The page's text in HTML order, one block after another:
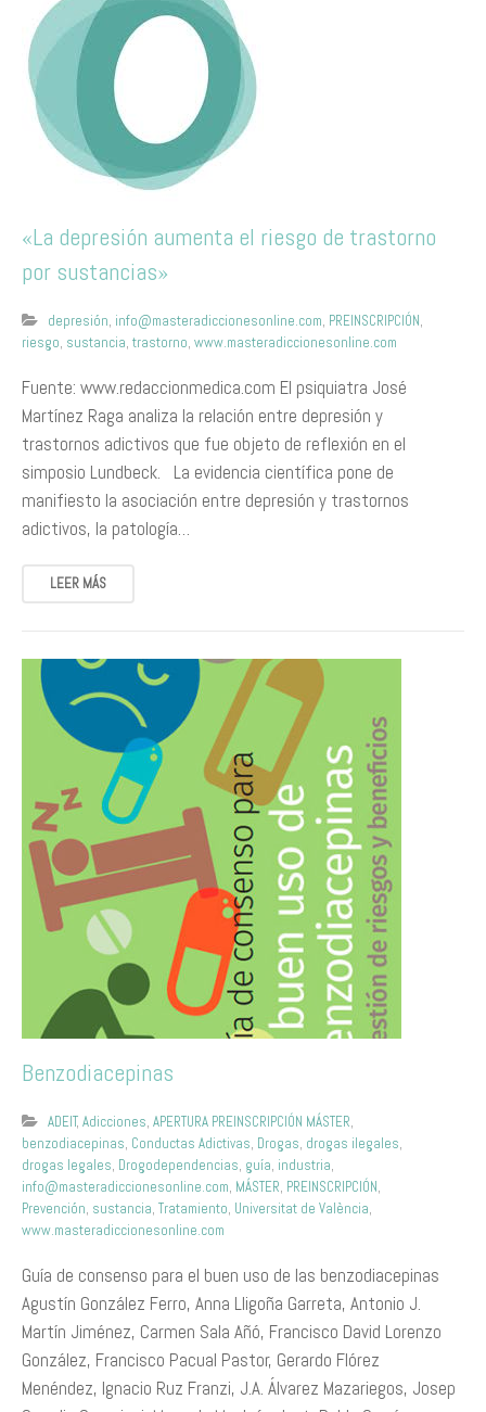
«La depresión aumenta el riesgo de trastorno
por sustancias»
depresión, info@masteradiccionesonline.com, PREINSCRIPCIÓN,
riesgo, sustancia, trastorno, www.masteradiccionesonline.com
Fuente: www.redaccionmedica.com El psiquiatra José
Martínez Raga analiza la relación entre depresión y
trastornos adictivos que fue objeto de reflexión en el
simposio Lundbeck. La evidencia científica pone de
manifiesto la asociación entre depresión y trastornos
adictivos, la patología…
LEER MÁS
Benzodiacepinas
ADEIT, Adicciones, APERTURA PREINSCRIPCIÓN MÁSTER,
benzodiacepinas, Conductas Adictivas, Drogas, drogas ilegales,
drogas legales, Drogodependencias, guía, industria,
info@masteradiccionesonline.com, MÁSTER, PREINSCRIPCIÓN,
Prevención, sustancia, Tratamiento, Universitat de València,
www.masteradiccionesonline.com
Guía de consenso para el buen uso de las benzodiacepinas
Agustín González Ferro, Anna Lligoña Garreta, Antonio J.
Martín Jiménez, Carmen Sala Añó, Francisco David Lorenzo
González, Francisco Pacual Pastor, Gerardo Flórez
Menéndez, Ignacio Ruz Franzi, J.A. Álvarez Mazariegos, Josep